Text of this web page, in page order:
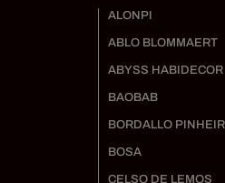
ALONPI
ABLO BLOMMAERT
ABYSS HABIDECOR
BAOBAB
BORDALLO
BOSA
CELSO DE LEMOS